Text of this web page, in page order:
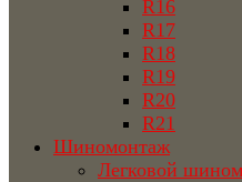
R16
R17
R18
R19
R20
R21
Шиномонтаж
Легковой